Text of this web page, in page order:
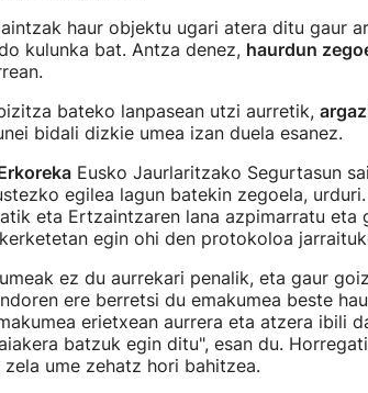
haur objektu ugari atera ditu gaur
kulunka bat. Antza denez, haurdun
bateko lanpasean utzi aurretik,
bidali dizkie umea izan duela esanez.
Eusko Jaurlaritzako Segurtasun
egilea lagun batekin zegoela,
eta Ertzaintzaren lana azpimarratu eta
egin ohi den protokoloa
ez du aurrekari penalik, eta gaur
ere berretsi du emakumea beste
erietxean aurrera eta atzera ibili
batzuk egin ditu", esan du.
ume zehatz hori bahitzea.